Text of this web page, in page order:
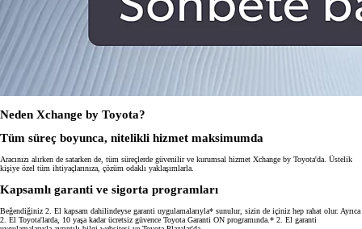
Neden Xchange by Toyota?
Tüm süreç boyunca, nitelikli hizmet maksimumda
Aracınızı alırken de satarken de, tüm süreçlerde güvenilir ve kurumsal hizmet Xchange by Toyota'da. Üstelik
kişiye özel tüm ihtiyaçlarınıza, çözüm odaklı yaklaşımlarla.
Kapsamlı garanti ve sigorta programları
Beğendiğiniz 2. El kapsam dahilindeyse garanti uygulamalarıyla* sunulur, sizin de içiniz hep rahat olur. Ayrıca
2. El Toyota'larda, 10 yaşa kadar ücretsiz güvence Toyota Garanti ON programında.* 2. El garanti